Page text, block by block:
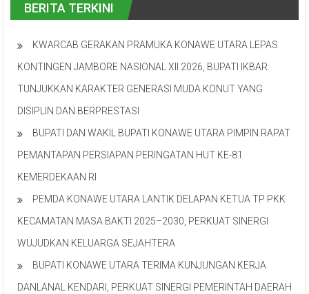
BERITA TERKINI
KWARCAB GERAKAN PRAMUKA KONAWE UTARA LEPAS
KONTINGEN JAMBORE NASIONAL XII 2026, BUPATI IKBAR:
TUNJUKKAN KARAKTER GENERASI MUDA KONUT YANG
DISIPLIN DAN BERPRESTASI
BUPATI DAN WAKIL BUPATI KONAWE UTARA PIMPIN RAPAT
PEMANTAPAN PERSIAPAN PERINGATAN HUT KE-81
KEMERDEKAAN RI
PEMDA KONAWE UTARA LANTIK DELAPAN KETUA TP PKK
KECAMATAN MASA BAKTI 2025–2030, PERKUAT SINERGI
WUJUDKAN KELUARGA SEJAHTERA
BUPATI KONAWE UTARA TERIMA KUNJUNGAN KERJA
DANLANAL KENDARI, PERKUAT SINERGI PEMERINTAH DAERAH